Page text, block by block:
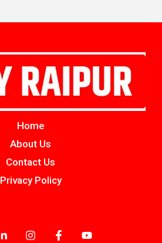
Home
About Us
Contact Us
Privacy Policy